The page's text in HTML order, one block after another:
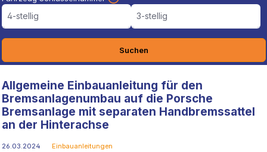
4-stellig
3-stellig
Suchen
Allgemeine Einbauanleitung für den
Bremsanlagenumbau auf die Porsche
Bremsanlage mit separaten Handbremssattel
an der Hinterachse
26.03.2024 Einbauanleitungen